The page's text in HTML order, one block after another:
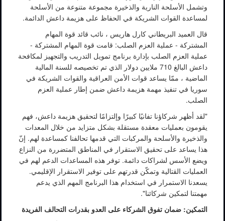
وتشمل الأسلحة النارية والذخيرة مجموعة متنوعة من الأسلحة
لمساعدة القوات الشريكة في الحفاظ على هزيمة داعش الدائمة.
قال العميد البريطاني كارل هاريس ، نائب قائد قوة المهام
المشتركة - عملية العزم الصلب: قامت قوة المهام المشتركة -
عملية العزم الصلب بإدارة برنامج تمويل التدريب والتجهيز لمكافحة
داعش البالغ 710 ملايين دولار الذي تم تخصيصه للسنة المالية
الماضية ، ممّا يساعد قوات الأمن العراقية والقوات الشريكة في
سوريا في تنفيذ مهمة هزيمة داعش ضمن إطار عملية العزم
الصلب.
"لقد أظهر شركاؤنا تفانيًا كبيرًا وإلتزامًا لتحقيق هزيمة داعش، فهم
يقومون بعمليات معقدة مستقلة بشكل متزايد من خلال المعدات
والذخيرة والأسلحة والمركبات التي قدمها تحالفنا كمساعدة لهم. إنّ
هذا يساعد على تحقيق الاستقرار في المناطق المتضررة من النزاع
ويضع الأسس لشراكات دائمة. توفر هذه المساعدات الدعم لهم في
العمليات القتالية وتمكّن قدرتهم على توفير الاستقرار الإقليمي.
يسعدنا الاستمرار في استخدام هذا البرنامج المهم الذي يدعم
مهمتنا لتمكين شركائنا".
التمكين: ضمان تفوق الشركاء على العدو بقدرات التحالف الفريدة